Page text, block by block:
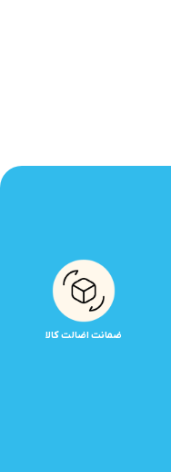
ضمانت اضالت کالا